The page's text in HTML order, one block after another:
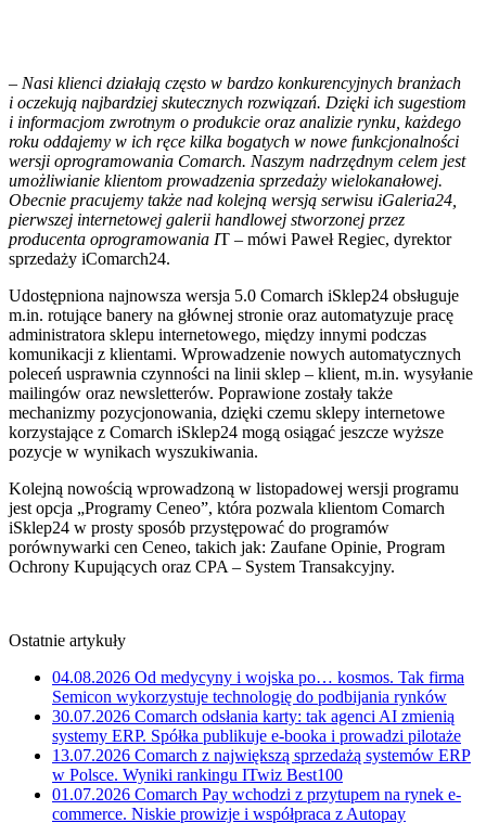
– Nasi klienci działają często w bardzo konkurencyjnych branżach
i oczekują najbardziej skutecznych rozwiązań. Dzięki ich sugestiom
i informacjom zwrotnym o produkcie oraz analizie rynku, każdego
roku oddajemy w ich ręce kilka bogatych w nowe funkcjonalności
wersji oprogramowania Comarch. Naszym nadrzędnym celem jest
umożliwianie klientom prowadzenia sprzedaży wielokanałowej.
Obecnie pracujemy także nad kolejną wersją serwisu iGaleria24,
pierwszej internetowej galerii handlowej stworzonej przez
producenta oprogramowania IT – mówi Paweł Regiec, dyrektor
sprzedaży iComarch24.
Udostępniona najnowsza wersja 5.0 Comarch iSklep24 obsługuje
m.in. rotujące banery na głównej stronie oraz automatyzuje pracę
administratora sklepu internetowego, między innymi podczas
komunikacji z klientami. Wprowadzenie nowych automatycznych
poleceń usprawnia czynności na linii sklep – klient, m.in. wysyłanie
mailingów oraz newsletterów. Poprawione zostały także
mechanizmy pozycjonowania, dzięki czemu sklepy internetowe
korzystające z Comarch iSklep24 mogą osiągać jeszcze wyższe
pozycje w wynikach wyszukiwania.
Kolejną nowością wprowadzoną w listopadowej wersji programu
jest opcja „Programy Ceneo”, która pozwala klientom Comarch
iSklep24 w prosty sposób przystępować do programów
porównywarki cen Ceneo, takich jak: Zaufane Opinie, Program
Ochrony Kupujących oraz CPA – System Transakcyjny.
Ostatnie artykuły
04.08.2026 Od medycyny i wojska po… kosmos. Tak firma
Semicon wykorzystuje technologię do podbijania rynków
30.07.2026 Comarch odsłania karty: tak agenci AI zmienią
systemy ERP. Spółka publikuje e-booka i prowadzi pilotaże
13.07.2026 Comarch z największą sprzedażą systemów ERP
w Polsce. Wyniki rankingu ITwiz Best100
01.07.2026 Comarch Pay wchodzi z przytupem na rynek e-
commerce. Niskie prowizje i współpraca z Autopay